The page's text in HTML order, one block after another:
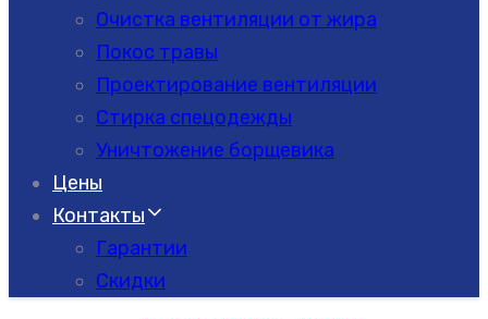
Очистка вентиляции от жира
Покос травы
Проектирование вентиляции
Стирка спецодежды
Уничтожение борщевика
Цены
Контакты
Гарантии
Скидки